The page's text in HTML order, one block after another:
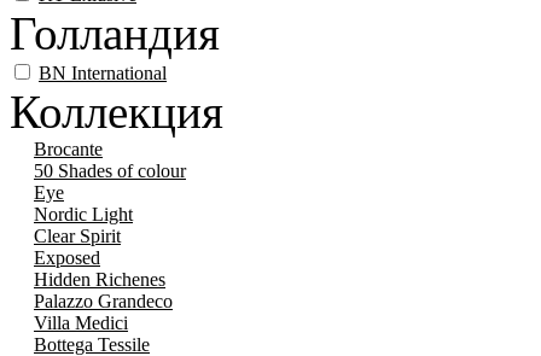
Голландия
BN International
Коллекция
Brocante
50 Shades of colour
Eye
Nordic Light
Clear Spirit
Exposed
Hidden Richenes
Palazzo Grandeco
Villa Medici
Bottega Tessile